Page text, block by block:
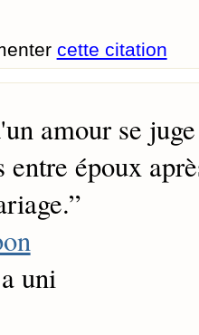
cette citation
amour se
entre époux
”
uni